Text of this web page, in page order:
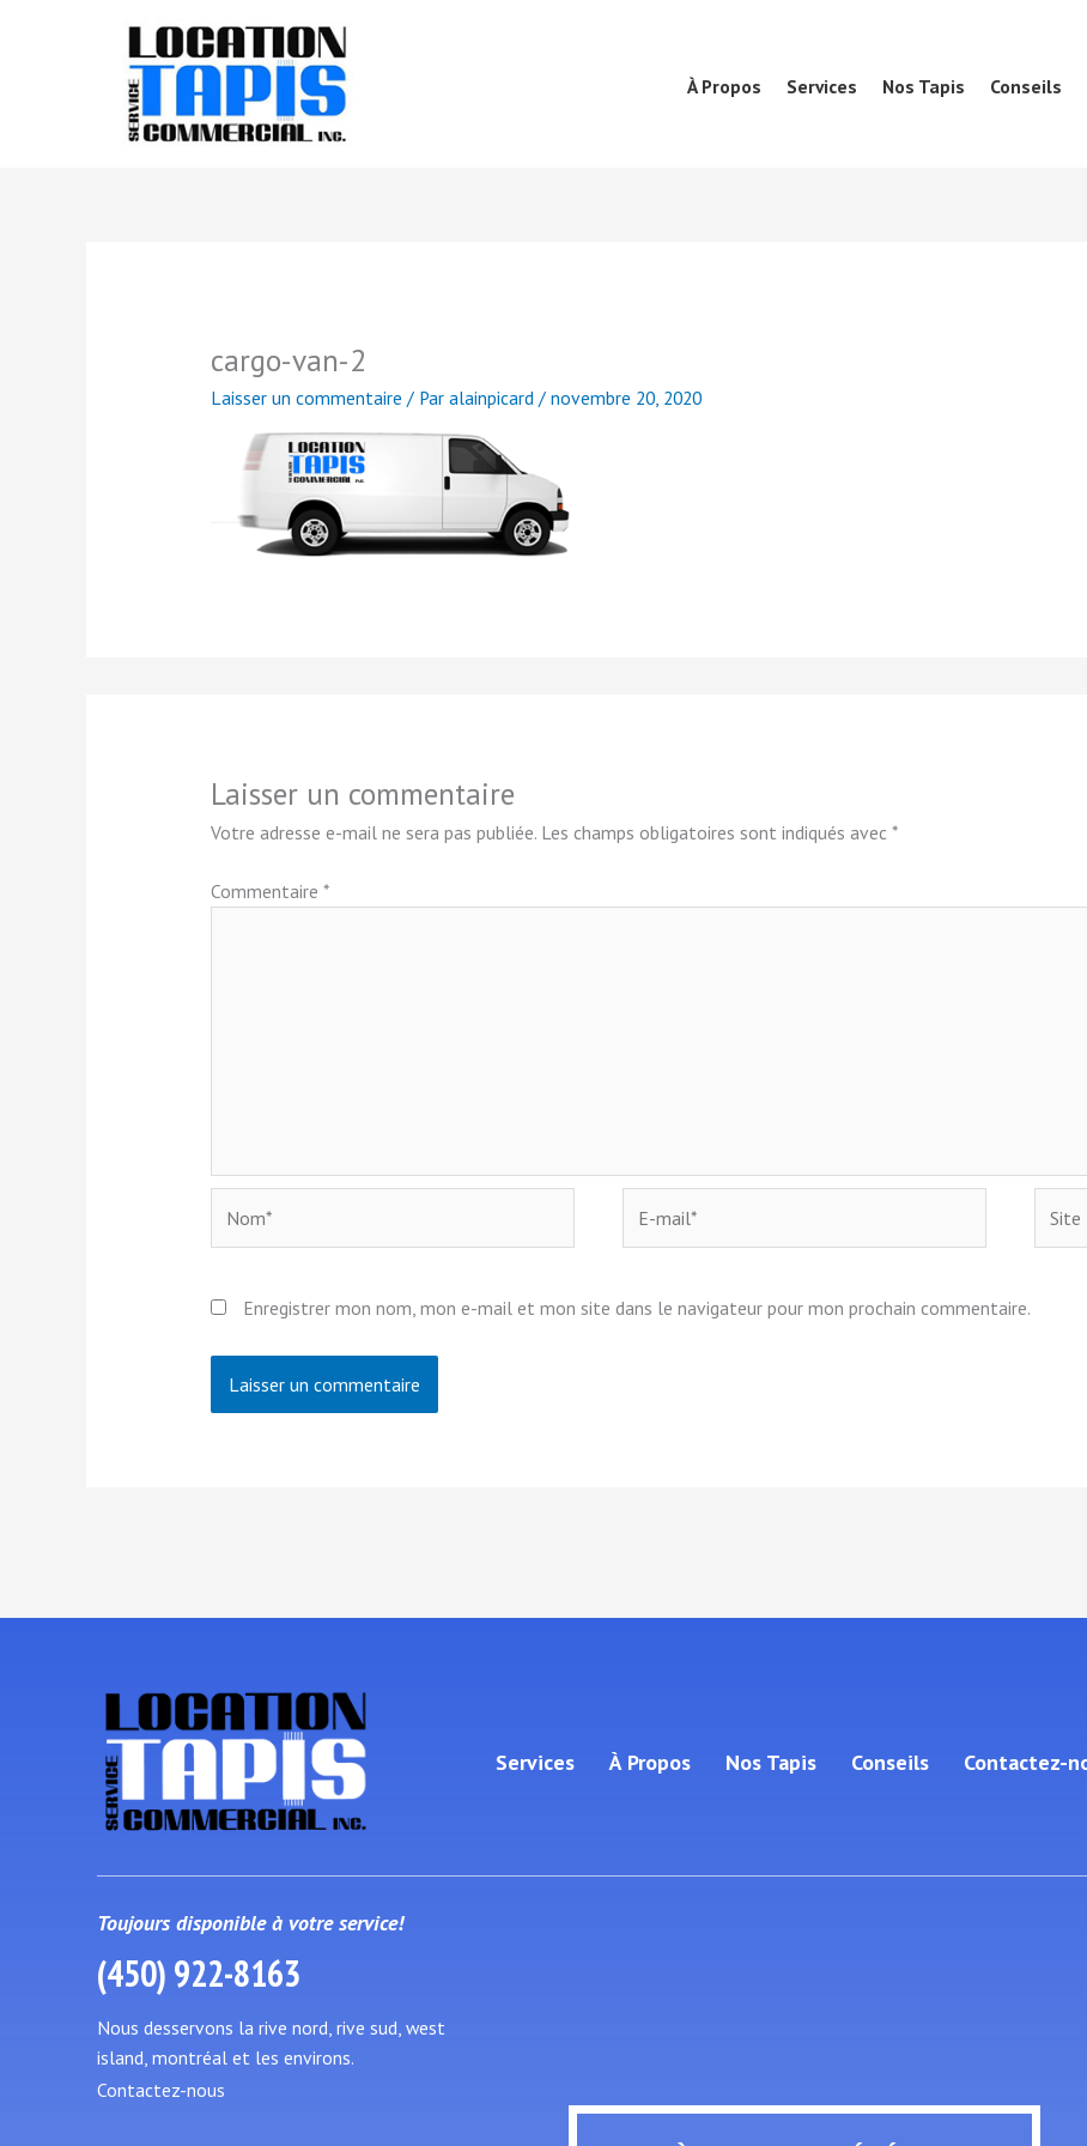
À Propos Services Nos Tapis Conseils
cargo-van-2
Laisser un commentaire / Par alainpicard / novembre 20, 2020
Laisser un commentaire
Votre adresse e-mail ne sera pas publiée. Les champs obligatoires sont indiqués avec *
Commentaire *
mail*
Enregistrer mon nom, mon e-mail et mon site dans le navigateur pour mon prochain commentaire.
Services À Propos Nos Tapis Conseils Contactez-
Toujours disponible à votre service!
(450) 922-8163
Nous desservons la rive nord, rive sud, west
island, montréal et les environs.
Contactez-nous